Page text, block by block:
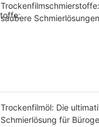
saubere
Trockenfilmöl: Die
Schmierlösung für